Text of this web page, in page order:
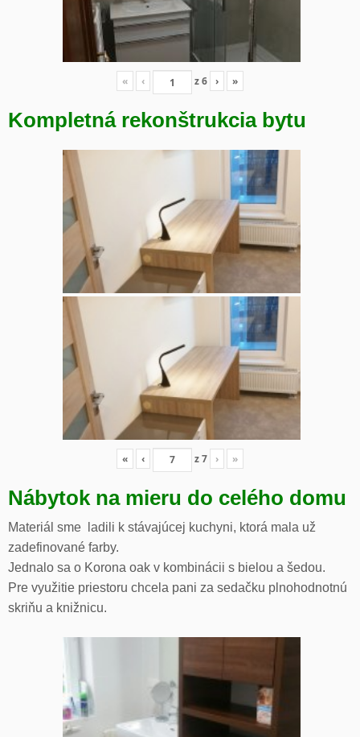
« ‹ z6 › »
Kompletná rekonštrukcia bytu
« ‹ z7 › »
Nábytok na mieru do celého domu
Materiál sme ladili k stávajúcej kuchyni, ktorá mala už
zadefinované farby.
Jednalo sa o Korona oak v kombinácii s bielou a šedou.
Pre využitie priestoru chcela pani za sedačku plnohodnotnú
skriňu a knižnicu.